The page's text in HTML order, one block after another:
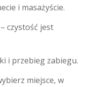
i masażyście.
– czystość jest
i przebieg zabiegu.
miejsce, w